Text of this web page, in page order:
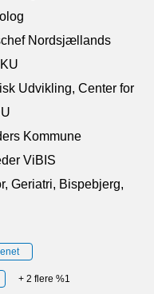
Nordsjællands
Udvikling, Center for
Kommune
ViBIS
Geriatri, Bispebjerg,
+ 2 flere %1